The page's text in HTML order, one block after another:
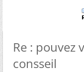
Re : pouvez
consseil